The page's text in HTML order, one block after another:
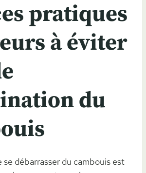
pratiques
à éviter
du
se débarrasser du cambouis est